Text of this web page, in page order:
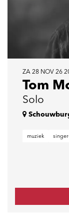
Tom
Solo
ZA 28 NOV 26
muziek